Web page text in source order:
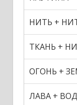
НИТЬ +
ТКАНЬ +
ОГОНЬ +
ЛАВА +